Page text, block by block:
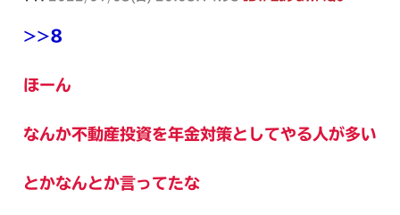
>>8
ほーん
なんか不動産投資を年金対策としてやる人が多い
とかなんとか言ってたな